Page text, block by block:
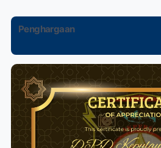
Penghargaan